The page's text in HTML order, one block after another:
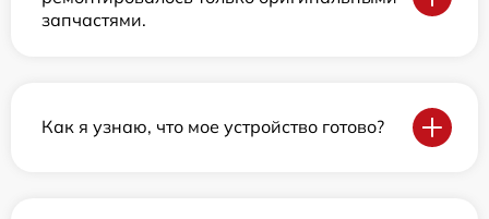
запчастями.
Как я узнаю, что мое устройство готово?